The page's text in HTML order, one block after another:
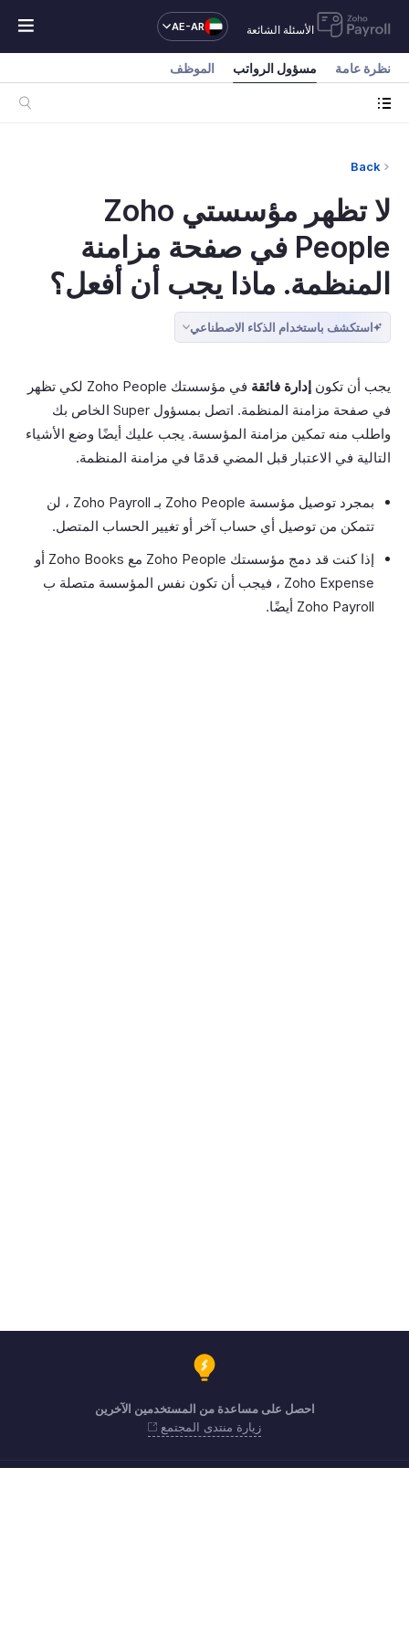
الأسئلة الشائعة AE-AR
نظرة عامة مسؤول الرواتب الموظف
Back
لا تظهر مؤسستي Zoho
People في صفحة مزامنة
المنظمة. ماذا يجب أن أفعل؟
استكشف باستخدام الذكاء الاصطناعي
يجب أن تكون إدارة فائقة
في مؤسستك Zoho People لكي تظهر
في صفحة مزامنة المنظمة. اتصل بمسؤول Super الخاص بك
واطلب منه تمكين مزامنة المؤسسة. يجب عليك أيضًا وضع الأشياء
التالية في الاعتبار قبل المضي قدمًا في مزامنة المنظمة.
بمجرد توصيل مؤسسة Zoho People بـ Zoho Payroll ، لن
تتمكن من توصيل أي حساب آخر أو تغيير الحساب المتصل.
إذا كنت قد دمج مؤسستك Zoho People مع Zoho Books أو
Zoho Expense ، فيجب أن تكون نفس المؤسسة متصلة ب
Zoho Payroll أيضًا.
احصل على مساعدة من المستخدمين الآخرين
زيارة منتدى المجتمع